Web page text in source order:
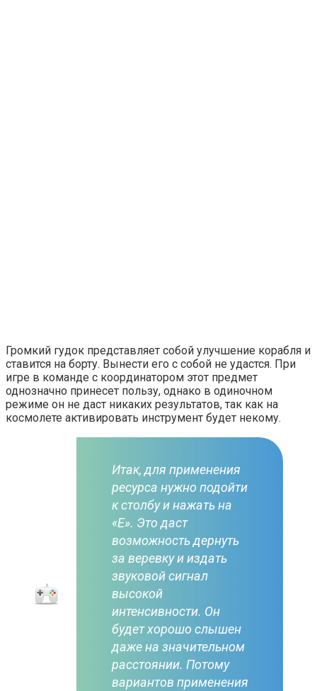
Громкий гудок представляет собой улучшение корабля и
ставится на борту. Вынести его с собой не удастся. При
игре в команде с координатором этот предмет
однозначно принесет пользу, однако в одиночном
режиме он не даст никаких результатов, так как на
космолете активировать инструмент будет некому.
Итак, для применения
ресурса нужно подойти
к столбу и нажать на
«Е». Это даст
возможность дернуть
за веревку и издать
звуковой сигнал
высокой
интенсивности. Он
будет хорошо слышен
даже на значительном
расстоянии. Потому
вариантов применения